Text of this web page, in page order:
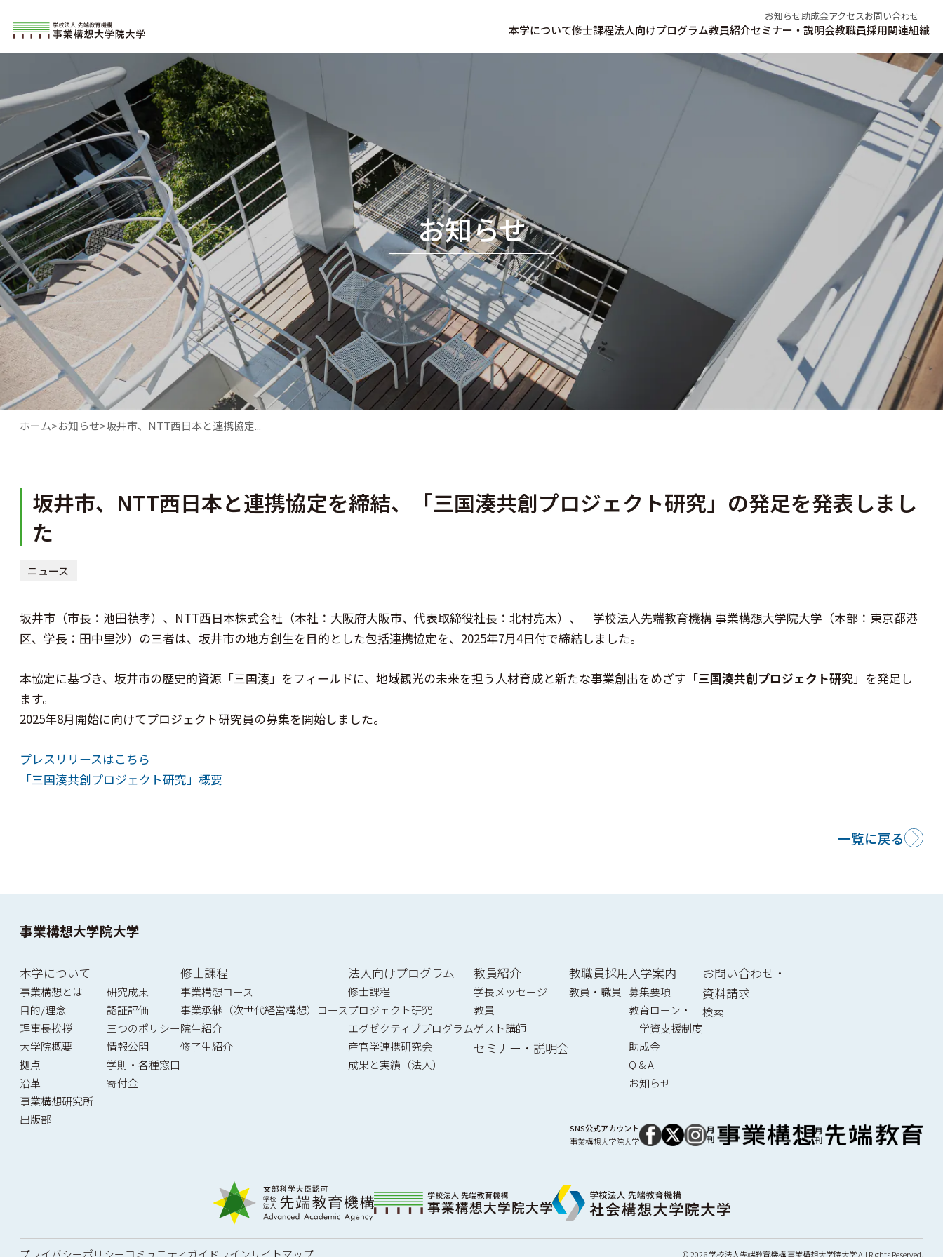
本学について修士課程法人向けプログラム教員紹介セミナー・説明会教職員採用関連組織
お知らせ助成金アクセスお問い合わせ
お知らせ
ホーム お知らせ 坂井市、NTT西日本と連携協定...
坂井市、NTT西日本と連携協定を締結、「三国湊共創プロジェクト研究」の発足を発表しまし
た
ニュース
坂井市（市長：池田禎孝）、NTT西日本株式会社（本社：大阪府大阪市、代表取締役社長：北村亮太）、 学校法人先端教育機構 事業構想大学院大学（本部：東京都港
区、学長：田中里沙）の三者は、坂井市の地方創生を目的とした包括連携協定を、2025年7月4日付で締結しました。
本協定に基づき、坂井市の歴史的資源「三国湊」をフィールドに、地域観光の未来を担う人材育成と新たな事業創出をめざす「三国湊共創プロジェクト研究」を発足し
ます。
2025年8月開始に向けてプロジェクト研究員の募集を開始しました。
プレスリリースはこちら
「三国湊共創プロジェクト研究」概要
一覧に戻る
事業構想大学院大学
本学について
事業構想とは
目的/理念
理事長挨拶
大学院概要
拠点
沿革
事業構想研究所
出版部
研究成果
認証評価
三つのポリシー
情報公開
学則・各種窓口
寄付金
修士課程
事業構想コース
事業承継（次世代経営構想）コース
院生紹介
修了生紹介
法人向けプログラム
修士課程
プロジェクト研究
エグゼクティブプログラム
産官学連携研究会
成果と実績（法人）
教員紹介
学長メッセージ
教員
ゲスト講師
セミナー・説明会
教職員採用
教員・職員
入学案内
募集要項
教育ローン・
学資支援制度
助成金
Q & A
お知らせ
お問い合わせ・
資料請求
検索
SNS公式アカウント
事業構想大学院大学
プライバシーポリシーコミュニティガイドラインサイトマップ © 2026 学校法人先端教育機構 事業構想大学院大学 All Rights Reserved.